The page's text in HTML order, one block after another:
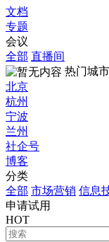
文档
专题
会议
全部 直播间
热门城市
北京
杭州
宁波
兰州
社企号
博客
分类
全部 市场营销 信息
申请试用
HOT